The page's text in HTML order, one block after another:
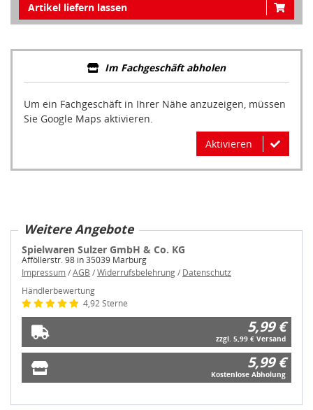
Artikel liefern lassen
Im Fachgeschäft abholen
Um ein Fachgeschäft in Ihrer Nähe anzuzeigen, müssen
Sie Google Maps aktivieren.
Aktivieren
Weitere Angebote
Spielwaren Sulzer GmbH & Co. KG
Afföllerstr. 98 in 35039 Marburg
Impressum/AGB /Widerrufsbelehrung/ Datenschutz
Händlerbewertung
4,92 Sterne
5,99 €
zzgl. 5,99 € Versand
5,99 €
Kostenlose Abholung